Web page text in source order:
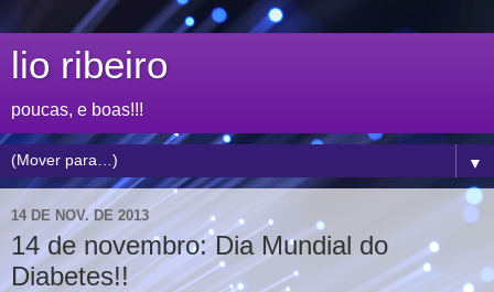
lio ribeiro
poucas, e boas!!!
▼
14 DE NOV. DE 2013
14 de novembro: Dia Mundial do
Diabetes!!